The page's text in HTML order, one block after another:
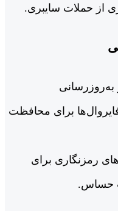
از حملات سایبری.
برای محافظت
رمزنگاری برای
حساس.